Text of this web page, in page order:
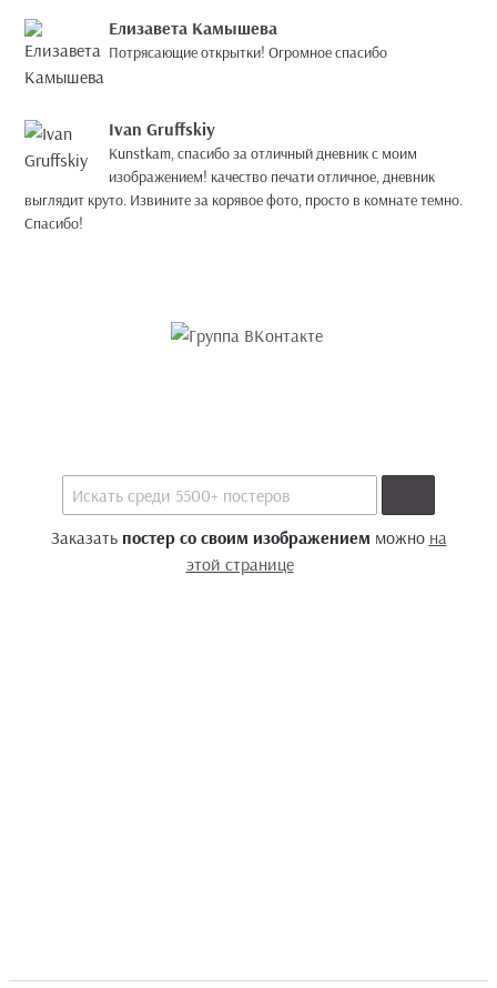
Елизавета Камышева
Потрясающие открытки! Огромное спасибо
Ivan Gruffskiy
Kunstkam, спасибо за отличный дневник с моим
изображением! качество печати отличное, дневник
выглядит круто. Извините за корявое фото, просто в комнате темно.
Спасибо!
Заказать постер со своим изображением можно на
этой странице